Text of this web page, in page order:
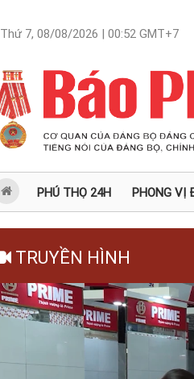
Thứ 7, 08/08/2026 | 00:52 GMT+7
PHÚ THỌ 24H PHONG VỊ
TRUYỀN HÌNH